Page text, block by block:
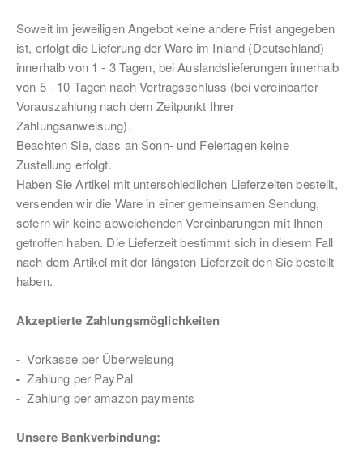
Soweit im jeweiligen Angebot keine andere Frist angegeben
ist, erfolgt die Lieferung der Ware im Inland (Deutschland)
innerhalb von 1 - 3 Tagen, bei Auslandslieferungen innerhalb
von 5 - 10 Tagen nach Vertragsschluss (bei vereinbarter
Vorauszahlung nach dem Zeitpunkt Ihrer
Zahlungsanweisung).
Beachten Sie, dass an Sonn- und Feiertagen keine
Zustellung erfolgt.
Haben Sie Artikel mit unterschiedlichen Lieferzeiten bestellt,
versenden wir die Ware in einer gemeinsamen Sendung,
sofern wir keine abweichenden Vereinbarungen mit Ihnen
getroffen haben. Die Lieferzeit bestimmt sich in diesem Fall
nach dem Artikel mit der längsten Lieferzeit den Sie bestellt
haben.
Akzeptierte Zahlungsmöglichkeiten
-Vorkasse per Überweisung
- Zahlung per PayPal
- Zahlung per amazon payments
Unsere Bankverbindung: